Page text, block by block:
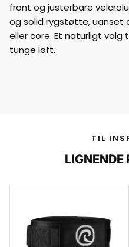
front og justerbare
og solid rygstøtte,
eller core. Et naturligt
tunge løft.
TIL
LIGNENDE